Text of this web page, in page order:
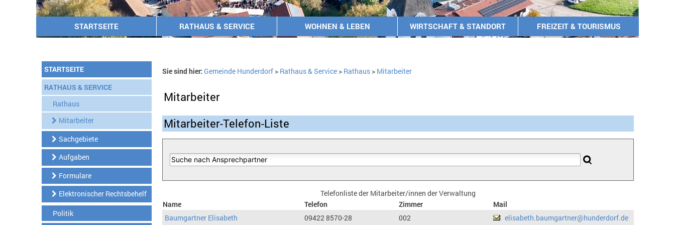
STARTSEITE RATHAUS & SERVICE WOHNEN & LEBEN WIRTSCHAFT & STANDORT FREIZEIT & TOURISMUS
STARTSEITE
RATHAUS & SERVICE
Rathaus
Mitarbeiter
Sachgebiete
Aufgaben
Formulare
Elektronischer Rechtsbehelf
Politik
Sie sind hier: Gemeinde Hunderdorf> Rathaus & Service> Rathaus> Mitarbeiter
Mitarbeiter
Mitarbeiter-Telefon-Liste
Telefonliste der Mitarbeiter/innen der Verwaltung
Name
Telefon Zimmer
Mail
Baumgartner Elisabeth
09422 8570-28 002
elisabeth.baumgartner@hunderdorf.de